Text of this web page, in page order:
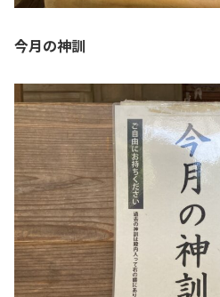
今月の神訓